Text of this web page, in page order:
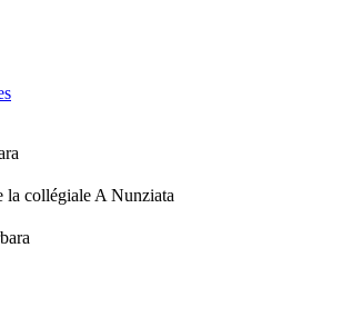
la collégiale A Nunziata